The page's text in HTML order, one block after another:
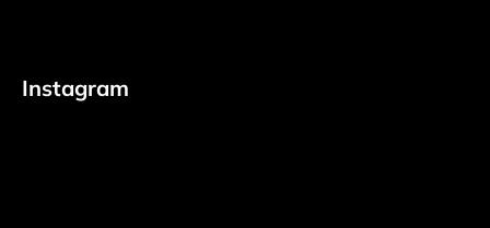
Instagram